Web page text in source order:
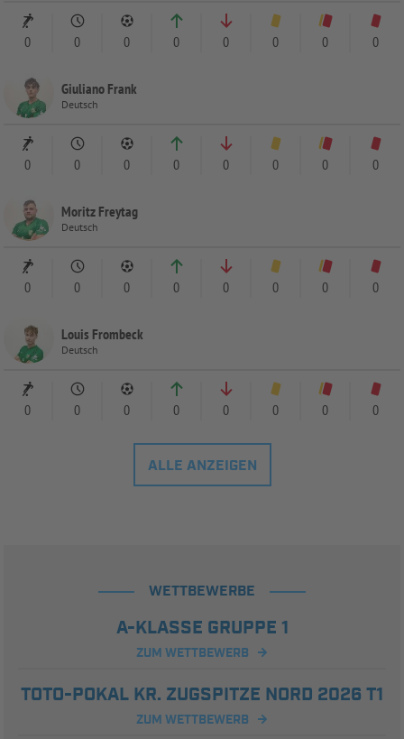
0 0 0 0 0 0 0 0
Giuliano Frank
Deutsch
0 0 0 0 0 0 0 0
Moritz Freytag
Deutsch
0 0 0 0 0 0 0 0
Louis Frombeck
Deutsch
0 0 0 0 0 0 0 0
ALLE ANZEIGEN
WETTBEWERBE
A-KLASSE GRUPPE 1
ZUM WETTBEWERB
TOTO-POKAL KR. ZUGSPITZE NORD 2026 T1
ZUM WETTBEWERB